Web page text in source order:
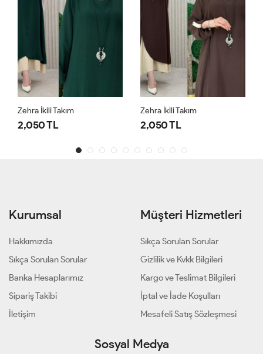
Zehra İkili Takım
2,050 TL
Zehra İkili Takım
2,050 TL
Kurumsal
Hakkımızda
Sıkça Sorulan Sorular
Banka Hesaplarımız
Sipariş Takibi
İletişim
Müşteri Hizmetleri
Sıkça Sorulan Sorular
Gizlilik ve Kvkk Bilgileri
Kargo ve Teslimat Bilgileri
İptal ve İade Koşulları
Mesafeli Satış Sözleşmesi
Sosyal Medya